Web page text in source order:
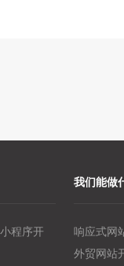
程序开
我们能做
响应式网
外贸网站